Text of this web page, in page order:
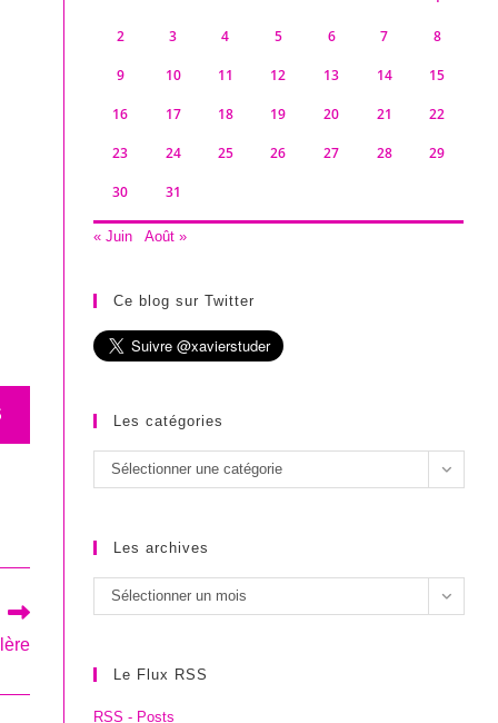
2 3 4 5 6 7 8
9 10 11 12 13 14 15
16 17 18 19 20 21 22
23 24 25 26 27 28 29
30 31
« Juin Août »
Ce blog sur Twitter
Les catégories
Les
catégories
Sélectionner une catégorie
Les archives
Les
archives
Sélectionner un mois
Le Flux RSS
RSS - Posts